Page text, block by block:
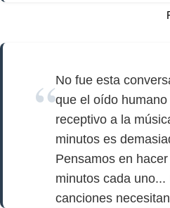
No fue esta
que el oído
receptivo a la
minutos es
Pensamos en
minutos cada uno...
canciones